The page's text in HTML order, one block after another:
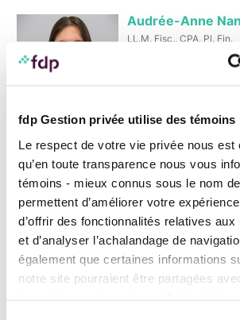
fdp Gestion privée utilise des témoins
Le respect de votre vie privée nous est
qu’en toute transparence nous vous
témoins - mieux connus sous le nom
permettent d’améliorer votre
d’offrir des fonctionnalités relatives
et d’analyser l’achalandage de
également que certaines informations
notre site pourraient être partagées
Audrée-Anne
LL.M. Fisc., CPA, Pl. Fin.
Anik Bellemare
Notaire, Gestion de
T514 894-2939
1 888 377-7337
Hélène Potvin
LL. B., D.D.N.